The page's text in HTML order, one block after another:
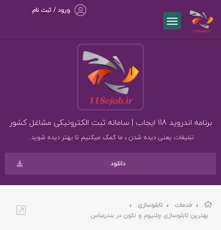
ورود / ثبت نام
برنامه اندروید 118 ایجاب | سامانه ثبت الکترونیکی مشاغل کشور
تبلیغات یعنی دیده شدن ، ما کمک میکنیم تا بهتر دیده شوید .
دانلود
خدمات
تابلوسازی
بهترین تابلوسازی چلنیوم و نئون در بندرعباس